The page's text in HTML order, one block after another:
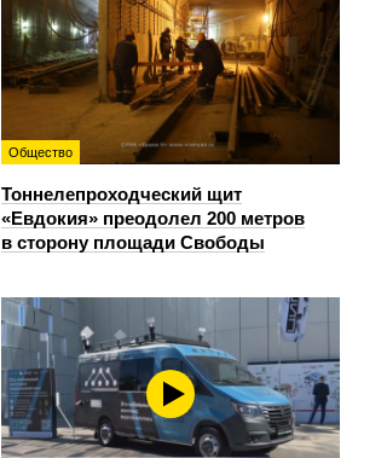
Общество
Тоннелепроходческий щит
«Евдокия» преодолел 200 метров
в сторону площади Свободы